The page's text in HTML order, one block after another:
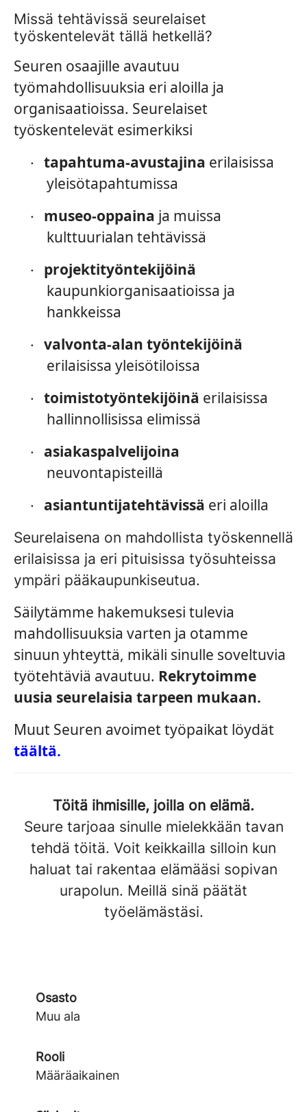
Missä tehtävissä seurelaiset
työskentelevät tällä hetkellä?
Seuren osaajille avautuu
työmahdollisuuksia eri aloilla ja
organisaatioissa. Seurelaiset
työskentelevät esimerkiksi
· tapahtuma-avustajina erilaisissa
yleisötapahtumissa
· museo-oppaina ja muissa
kulttuurialan tehtävissä
·
projektityöntekijöinä
kaupunkiorganisaatioissa ja
hankkeissa
· valvonta-alan työntekijöinä
erilaisissa yleisötiloissa
· toimistotyöntekijöinä erilaisissa
hallinnollisissa elimissä
·
asiakaspalvelijoina
neuvontapisteillä
· asiantuntijatehtävissä eri aloilla
Seurelaisena on mahdollista työskennellä
erilaisissa ja eri pituisissa työsuhteissa
ympäri pääkaupunkiseutua.
Säilytämme hakemuksesi tulevia
mahdollisuuksia varten ja otamme
sinuun yhteyttä, mikäli sinulle soveltuvia
työtehtäviä avautuu. Rekrytoimme
uusia seurelaisia tarpeen mukaan.
Muut Seuren avoimet työpaikat löydät
täältä.
Töitä ihmisille, joilla on elämä.
Seure tarjoaa sinulle mielekkään tavan
tehdä töitä. Voit keikkailla silloin kun
haluat tai rakentaa elämääsi sopivan
urapolun. Meillä sinä päätät
työelämästäsi.
Osasto
Muu ala
Rooli
Määräaikainen